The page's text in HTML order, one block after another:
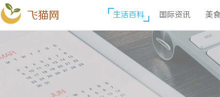
飞猫网 生活百科 国际资讯 美